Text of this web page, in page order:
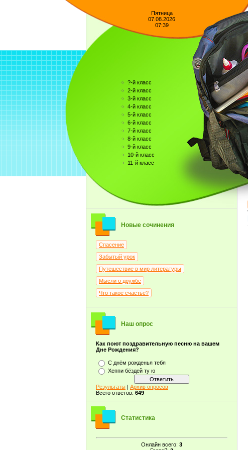
Пятница
07.08.2026
07:39
?-й класс
2-й класс
3-й класс
4-й класс
5-й класс
6-й класс
7-й класс
8-й класс
9-й класс
10-й класс
11-й класс
Новые сочинения
Спасение
Забытый урок
Путешествие в мир литературы
Мысли о дружбе
Что такое счастье?
Наш опрос
Как поют поздравительную песню на вашем
Дне Рождения?
С днём рожденья тебя
Хеппи бёздей ту ю
Результаты | Архив опросов
Всего ответов: 649
Статистика
Онлайн всего: 3